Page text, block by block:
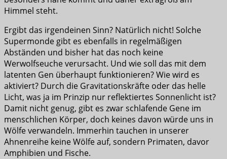
Himmel steht.
Ergibt das irgendeinen Sinn? Natürlich nicht! Solche
Supermonde gibt es ebenfalls in regelmäßigen
Abständen und bisher hat das noch keine
Werwolfseuche verursacht. Und wie soll das mit dem
latenten Gen überhaupt funktionieren? Wie wird es
aktiviert? Durch die Gravitationskräfte oder das helle
Licht, was ja im Prinzip nur reflektiertes Sonnenlicht ist?
Damit nicht genug, gibt es zwar schlafende Gene im
menschlichen Körper, doch keines davon würde uns in
Wölfe verwandeln. Immerhin tauchen in unserer
Ahnenreihe keine Wölfe auf, sondern Primaten, davor
Amphibien und Fische.